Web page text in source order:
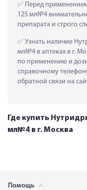
Перед
125 мл№4
препарата и строго
Узнать наличие
мл№4 в аптеках в г.
по применению и
справочному
обратной связи на
Где купить
мл№4 в г. Москва
Помощь